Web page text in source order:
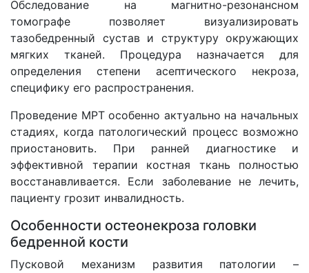
Обследование на магнитно-резонансном
томографе позволяет визуализировать
тазобедренный сустав и структуру окружающих
мягких тканей. Процедура назначается для
определения степени асептического некроза,
специфику его распространения.
Проведение МРТ особенно актуально на начальных
стадиях, когда патологический процесс возможно
приостановить. При ранней диагностике и
эффективной терапии костная ткань полностью
восстанавливается. Если заболевание не лечить,
пациенту грозит инвалидность.
Особенности остеонекроза головки
бедренной кости
Пусковой механизм развития патологии –